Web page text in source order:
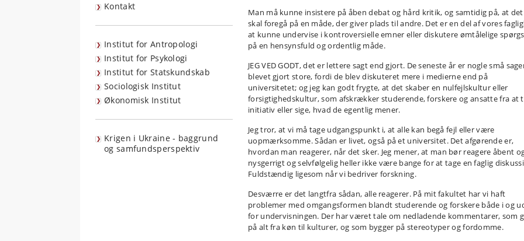
Kontakt
Institut for Antropologi
Institut for Psykologi
Institut for Statskundskab
Sociologisk Institut
Økonomisk Institut
Krigen i Ukraine - baggrund
og samfundsperspektiv
Man må kunne insistere på åben debat og hård kritik, og samtidig på, at det
skal foregå på en måde, der giver plads til andre. Det er en del af vores
at kunne undervise i kontroversielle emner eller diskutere ømtålelige
på en hensynsfuld og ordentlig måde.
JEG VED GODT, det er lettere sagt end gjort. De seneste år er nogle små
blevet gjort store, fordi de blev diskuteret mere i medierne end på
universitetet; og jeg kan godt frygte, at det skaber en nulfejlskultur eller
forsigtighedskultur, som afskrækker studerende, forskere og ansatte fra at
initiativ eller sige, hvad de egentlig mener.
Jeg tror, at vi må tage udgangspunkt i, at alle kan begå fejl eller være
uopmærksomme. Sådan er livet, også på et universitet. Det afgørende er,
hvordan man reagerer, når det sker. Jeg mener, at man bør reagere åbent
nysgerrigt og selvfølgelig heller ikke være bange for at tage en faglig
Fuldstændig ligesom når vi bedriver forskning.
Desværre er det langtfra sådan, alle reagerer. På mit fakultet har vi haft
problemer med omgangsformen blandt studerende og forskere både i og
for undervisningen. Der har været tale om nedladende kommentarer, som
på alt fra køn til kulturer, og som bygger på stereotyper og fordomme.